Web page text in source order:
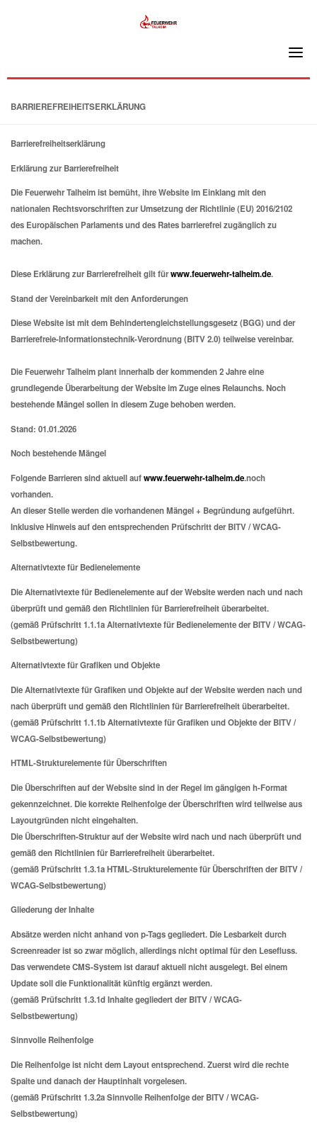
BARRIEREFREIHEITSERKLÄRUNG
Barrierefreiheitserklärung
Erklärung zur Barrierefreiheit
Die Feuerwehr Talheim ist bemüht, ihre Website im Einklang mit den
nationalen Rechtsvorschriften zur Umsetzung der Richtlinie (EU) 2016/2102
des Europäischen Parlaments und des Rates barrierefrei zugänglich zu
machen.
Diese Erklärung zur Barrierefreiheit gilt fürwww.feuerwehr-talheim.de.
Stand der Vereinbarkeit mit den Anforderungen
Diese Website ist mit dem Behindertengleichstellungsgesetz (BGG) und der
Barrierefreie-Informationstechnik-Verordnung (BITV 2.0) teilweise vereinbar.
Die Feuerwehr Talheim plant innerhalb der kommenden 2 Jahre eine
grundlegende Überarbeitung der Website im Zuge eines Relaunchs. Noch
bestehende Mängel sollen in diesem Zuge behoben werden.
Stand: 01.01.2026
Noch bestehende Mängel
Folgende Barrieren sind aktuell aufwww.feuerwehr-talheim.de.noch
vorhanden.
An dieser Stelle werden die vorhandenen Mängel + Begründung aufgeführt.
Inklusive Hinweis auf den entsprechenden Prüfschritt der BITV / WCAG-
Selbstbewertung.
Alternativtexte für Bedienelemente
Die Alternativtexte für Bedienelemente auf der Website werden nach und nach
überprüft und gemäß den Richtlinien für Barrierefreiheit überarbeitet.
(gemäß Prüfschritt 1.1.1a Alternativtexte für Bedienelemente der BITV / WCAG-
Selbstbewertung)
Alternativtexte für Grafiken und Objekte
Die Alternativtexte für Grafiken und Objekte auf der Website werden nach und
nach überprüft und gemäß den Richtlinien für Barrierefreiheit überarbeitet.
(gemäß Prüfschritt 1.1.1b Alternativtexte für Grafiken und Objekte der BITV /
WCAG-Selbstbewertung)
HTML-Strukturelemente für Überschriften
Die Überschriften auf der Website sind in der Regel im gängigen h-Format
gekennzeichnet. Die korrekte Reihenfolge der Überschriften wird teilweise aus
Layoutgründen nicht eingehalten.
Die Überschriften-Struktur auf der Website wird nach und nach überprüft und
gemäß den Richtlinien für Barrierefreiheit überarbeitet.
(gemäß Prüfschritt 1.3.1a HTML-Strukturelemente für Überschriften der BITV /
WCAG-Selbstbewertung)
Gliederung der Inhalte
Absätze werden nicht anhand von p-Tags gegliedert. Die Lesbarkeit durch
Screenreader ist so zwar möglich, allerdings nicht optimal für den Lesefluss.
Das verwendete CMS-System ist darauf aktuell nicht ausgelegt. Bei einem
Update soll die Funktionalität künftig ergänzt werden.
(gemäß Prüfschritt 1.3.1d Inhalte gegliedert der BITV / WCAG-
Selbstbewertung)
Sinnvolle Reihenfolge
Die Reihenfolge ist nicht dem Layout entsprechend. Zuerst wird die rechte
Spalte und danach der Hauptinhalt vorgelesen.
(gemäß Prüfschritt 1.3.2a Sinnvolle Reihenfolge der BITV / WCAG-
Selbstbewertung)